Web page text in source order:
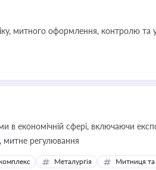
митного оформлення, контролю та
в економічній сфері, включаючи
митне регулювання
Металургія Митниця